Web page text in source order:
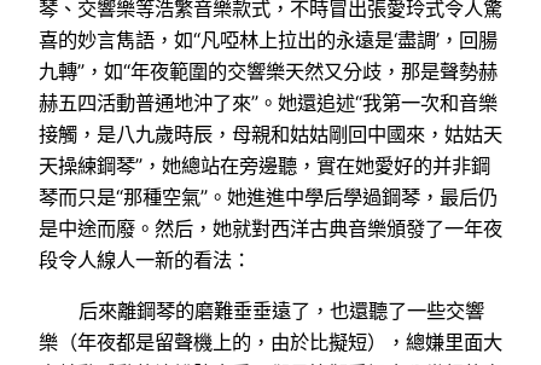
琴、交響樂等浩繁音樂款式，不時冒出張愛玲式令人驚
喜的妙言雋語，如“凡啞林上拉出的永遠是‘盡調’，回腸
九轉”，如“年夜範圍的交響樂天然又分歧，那是聲勢赫
赫五四活動普通地沖了來”。她還追述“我第一次和音樂
接觸，是八九歲時辰，母親和姑姑剛回中國來，姑姑天
天操練鋼琴”，她總站在旁邊聽，實在她愛好的并非鋼
琴而只是“那種空氣”。她進進中學后學過鋼琴，最后仍
是中途而廢。然后，她就對西洋古典音樂頒發了一年夜
段令人線人一新的看法：
后來離鋼琴的磨難垂垂遠了，也還聽了一些交響
樂（年夜都是留聲機上的，由於比擬短），總嫌里面大